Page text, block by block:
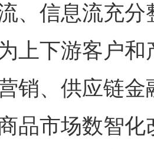
、信息流充
上下游客户
销、供应链
品市场数智